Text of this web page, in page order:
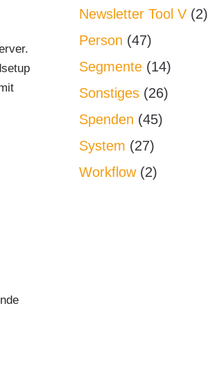
Newsletter Tool V(2)
Person (47)
Segmente(14)
Sonstiges(26)
Spenden (45)
System (27)
Workflow(2)